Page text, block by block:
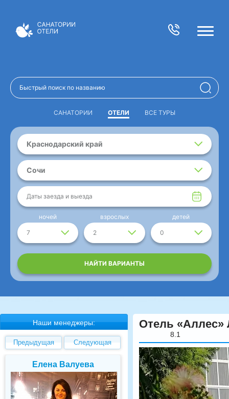
САНАТОРИИ ОТЕЛИ ВСЕ ТУРЫ
Краснодарский край
Сочи
Даты заезда и выезда
7
ночей
2
взрослых
0
детей
НАЙТИ ВАРИАНТЫ
Наши менеджеры:
Предыдущая Следующая
Елена Валуева Светлана
Отель «Аллес»
8.1